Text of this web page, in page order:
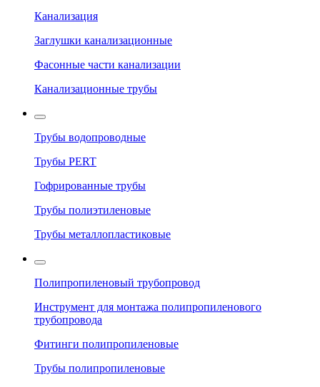
Канализация
Заглушки канализационные
Фасонные части канализации
Канализационные трубы
Трубы водопроводные
Трубы PERT
Гофрированные трубы
Трубы полиэтиленовые
Трубы металлопластиковые
Полипропиленовый трубопровод
Инструмент для монтажа полипропиленового
трубопровода
Фитинги полипропиленовые
Трубы полипропиленовые